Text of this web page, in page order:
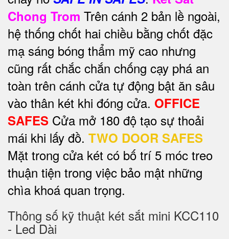
Chong Trom Trên cánh 2 bản lề ngoài,
hệ thống chốt hai chiều bằng chốt đặc
mạ sáng bóng thẩm mỹ cao nhưng
cũng rất chắc chắn chống cạy phá an
toàn trên cánh cửa tự động bật ăn sâu
vào thân két khi đóng cửa. OFFICE
SAFES Cửa mở 180 độ tạo sự thoải
mái khi lấy đồ. TWO DOOR SAFES
Mặt trong cửa két có bố trí 5 móc treo
thuận tiện trong việc bảo mật những
chìa khoá quan trọng.
Thông số kỹ thuật két sắt mini KCC110
- Led Dài